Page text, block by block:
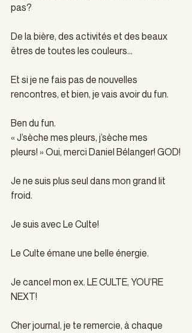
pas?
De la bière, des activités et des beaux
êtres de toutes les couleurs…
Et si je ne fais pas de nouvelles
rencontres, et bien, je vais avoir du fun.
Ben du fun.
« J’sèche mes pleurs, j’sèche mes
pleurs! » Oui, merci Daniel Bélanger! GOD!
Je ne suis plus seul dans mon grand lit
froid.
Je suis avec Le Culte!
Le Culte émane une belle énergie.
Je cancel mon ex. LE CULTE, YOU’RE
NEXT!
Cher journal, je te remercie, à chaque